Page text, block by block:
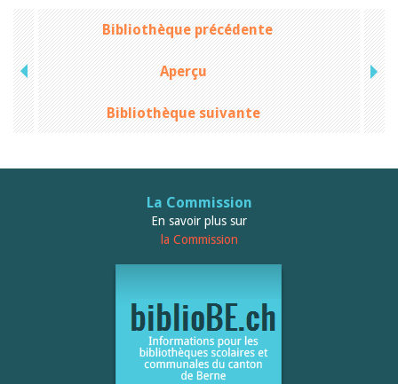
Bibliothèque précédente
Aperçu
Bibliothèque suivante
La Commission
En savoir plus sur
la Commission